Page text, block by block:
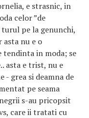
e strasnic, in
celor ”de
pe la genunchi,
asta nu e o
tendinta in moda; se
asta e trist, nu e
- grea si deamna de
pe seama
s-au pricopsit
care ii tratati cu